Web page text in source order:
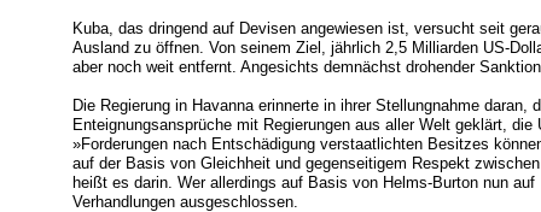
Kuba, das dringend auf Devisen angewiesen ist, versucht seit
Ausland zu öffnen. Von seinem Ziel, jährlich 2,5 Milliarden US-
aber noch weit entfernt. Angesichts demnächst drohender
Die Regierung in Havanna erinnerte in ihrer Stellungnahme daran,
Enteignungsansprüche mit Regierungen aus aller Welt geklärt,
»Forderungen nach Entschädigung verstaatlichten Besitzes
auf der Basis von Gleichheit und gegenseitigem Respekt
heißt es darin. Wer allerdings auf Basis von Helms-Burton nun
Verhandlungen ausgeschlossen.